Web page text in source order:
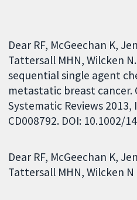
Dear RF, McGeechan K,
Tattersall MHN, Wilcken
sequential single agent
metastatic breast cancer.
Systematic Reviews 2013,
CD008792. DOI: 10.1002/
Dear RF McGeechan K
Tattersall MHN Wilcken N